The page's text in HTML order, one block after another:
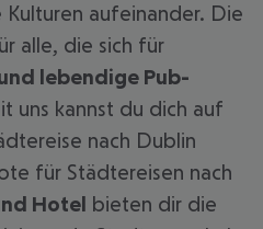
aufeinander. Die
alle, die sich für
lebendige Pub-
uns kannst du dich auf
nach Dublin
für Städtereisen nach
Hotel bieten dir die